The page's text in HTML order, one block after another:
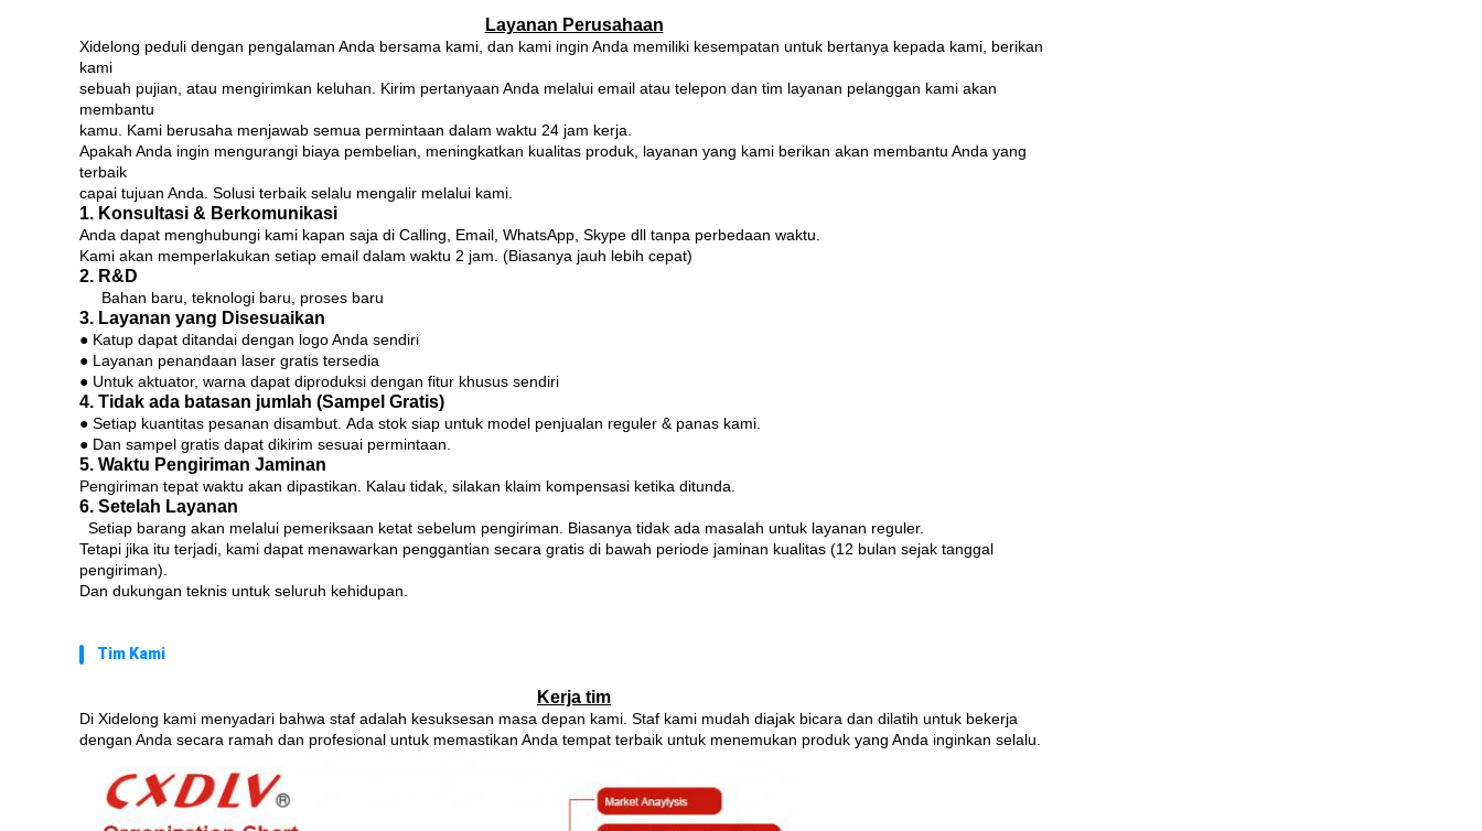
Layanan Perusahaan
Xidelong peduli dengan pengalaman Anda bersama kami, dan kami ingin Anda memiliki kesempatan untuk bertanya kepada kami, berikan
kami
sebuah pujian, atau mengirimkan keluhan.
Kirim pertanyaan Anda melalui email atau telepon dan tim layanan pelanggan kami akan
membantu
kamu.
Kami berusaha menjawab semua permintaan dalam waktu 24 jam kerja.
Apakah Anda ingin mengurangi biaya pembelian, meningkatkan kualitas produk, layanan yang kami berikan akan membantu Anda yang
terbaik
capai tujuan Anda. Solusi terbaik selalu mengalir melalui kami.
1. Konsultasi & Berkomunikasi
Anda dapat menghubungi kami kapan saja di Calling, Email, WhatsApp, Skype dll tanpa perbedaan waktu.
Kami akan memperlakukan setiap email dalam waktu 2 jam. (Biasanya jauh lebih cepat)
2. R&D
Bahan baru, teknologi baru, proses baru
3. Layanan yang Disesuaikan
● Katup dapat ditandai dengan logo Anda sendiri
● Layanan penandaan laser gratis tersedia
● Untuk aktuator, warna dapat diproduksi dengan fitur khusus sendiri
4. Tidak ada batasan jumlah (Sampel Gratis)
● Setiap kuantitas pesanan disambut. Ada stok siap untuk model penjualan reguler & panas kami.
● Dan sampel gratis dapat dikirim sesuai permintaan.
5. Waktu Pengiriman Jaminan
Pengiriman tepat waktu akan dipastikan. Kalau tidak, silakan klaim kompensasi ketika ditunda.
6. Setelah Layanan
Setiap barang akan melalui pemeriksaan ketat sebelum pengiriman.
Biasanya tidak ada masalah untuk layanan reguler.
Tetapi jika itu terjadi, kami dapat menawarkan penggantian secara gratis di bawah periode jaminan kualitas (12 bulan sejak tanggal
pengiriman).
Dan dukungan teknis untuk seluruh kehidupan.
Tim Kami
Kerja tim
Di Xidelong kami menyadari bahwa staf adalah kesuksesan masa depan kami. Staf kami mudah diajak bicara dan dilatih untuk bekerja
dengan Anda secara ramah dan profesional untuk memastikan Anda tempat terbaik untuk menemukan produk yang Anda inginkan selalu.